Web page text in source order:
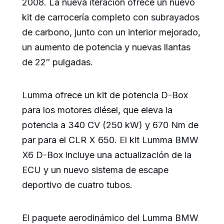
2008. La nueva iteración ofrece un nuevo
kit de carrocería completo con subrayados
de carbono, junto con un interior mejorado,
un aumento de potencia y nuevas llantas
de 22″ pulgadas.
Lumma ofrece un kit de potencia D-Box
para los motores diésel, que eleva la
potencia a 340 CV (250 kW) y 670 Nm de
par para el CLR X 650. El kit Lumma BMW
X6 D-Box incluye una actualización de la
ECU y un nuevo sistema de escape
deportivo de cuatro tubos.
El paquete aerodinámico del Lumma BMW